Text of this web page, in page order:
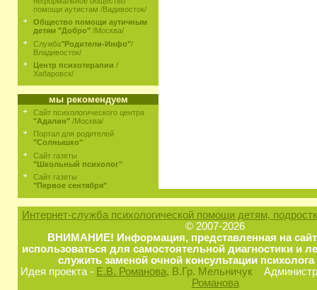
помощи аутистам /Вадивосток/
Общество помощи аутичным
детям "Добро" /Москва/
Служба"Родители-Инфо"/
Владивосток/
Центр психотерапии /
Хабаровск/
мы рекомендуем
Сайт психологического центра
"Адалин" /Москва/
Портал для родителей
"Солнышко"
Сайт газеты
"Школьный психолог"
Сайт газеты
"Первое сентября"
Интернет-служба психологической помощи детям,
© 2007-2026
ВНИМАНИЕ! Информация, представленная на
использоваться для самостоятельной диагностики и
служить заменой очной консультации
Идея проекта - Е.В. Романова, В.Гр. Мельничук
Романова